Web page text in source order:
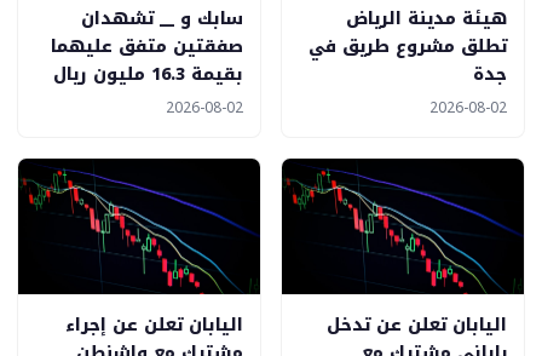
هيئة مدينة الرياض
تطلق مشروع طريق في
جدة
2026-08-02
سابك و __ تشهدان
صفقتين متفق عليهما
بقيمة 16.3 مليون ريال
2026-08-02
اليابان تعلن عن تدخل
اليابان تعلن عن إجراء